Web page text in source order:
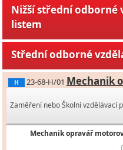
Nižší střední odborné
listem
Střední odborné
H 23-68-H/01 Mechanik
Zaměření nebo Školní vzdělávací
Mechanik opravář